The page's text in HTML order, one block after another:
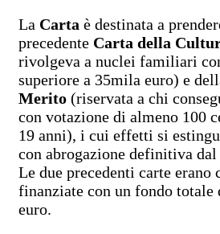
La Carta è destinata a
precedente Carta della
rivolgeva a nuclei familiari
superiore a 35mila euro) e
Merito (riservata a chi
con votazione di almeno 100
19 anni), i cui effetti si
con abrogazione definitiva dal
Le due precedenti carte erano
finanziate con un fondo
euro.